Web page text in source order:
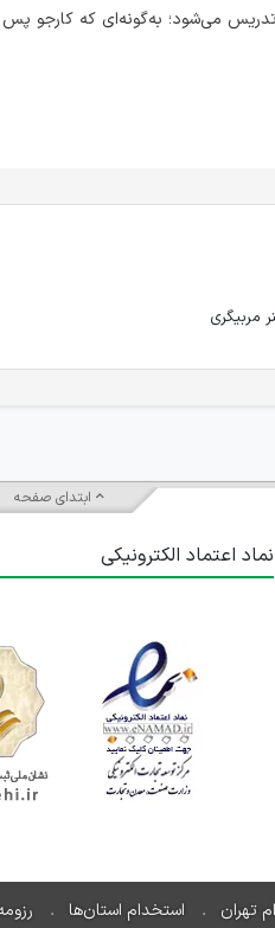
می‌شود؛ به‌گونه‌ای که کارجو
مربیگری
ابتدای صفحه
نماد اعتماد الکترونیکی
تهران استخدام استان‌ها